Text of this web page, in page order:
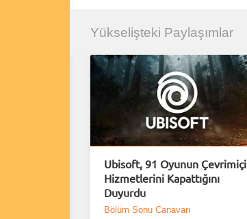
Yükselişteki Paylaşımlar
Ubisoft, 91 Oyunun Çevrimiçi
Hizmetlerini Kapattığını
Duyurdu
Bölüm Sonu Canavarı